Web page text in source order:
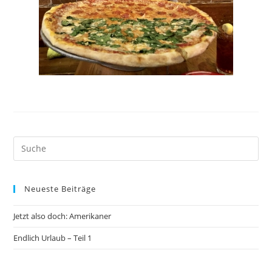
Neueste Beiträge
Jetzt also doch: Amerikaner
Endlich Urlaub – Teil 1